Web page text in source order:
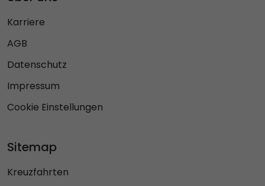
Karriere
AGB
Datenschutz
Impressum
Cookie Einstellungen
Sitemap
Kreuzfahrten